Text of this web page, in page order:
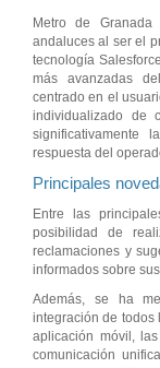
Metro de
andaluces al ser el
tecnología
más avanzadas
centrado en el
individualizado de
respuesta del
Principales
Entre las
posibilidad de
reclamaciones y
informados sobre
Además, se ha
integración de todos
aplicación móvil,
comunicación